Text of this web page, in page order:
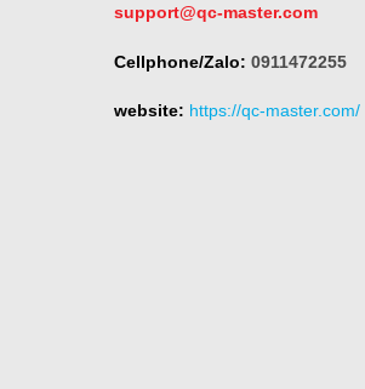
support@qc-master.com
Cellphone/Zalo: 0911472255
website: https://qc-master.com/